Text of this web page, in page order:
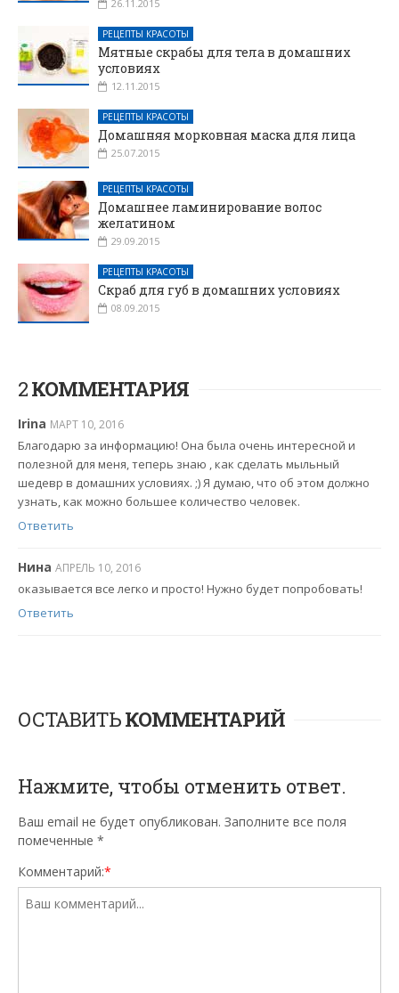
26.11.2015
РЕЦЕПТЫ КРАСОТЫ
Мятные скрабы для тела в домашних
условиях
12.11.2015
РЕЦЕПТЫ КРАСОТЫ
Домашняя морковная маска для лица
25.07.2015
РЕЦЕПТЫ КРАСОТЫ
Домашнее ламинирование волос
желатином
29.09.2015
РЕЦЕПТЫ КРАСОТЫ
Скраб для губ в домашних условиях
08.09.2015
2КОММЕНТАРИЯ
Irina МАРТ 10, 2016
Благодарю за информацию! Она была очень интересной и
полезной для меня, теперь знаю , как сделать мыльный
шедевр в домашних условиях. ;) Я думаю, что об этом должно
узнать, как можно большее количество человек.
Ответить
Нина АПРЕЛЬ 10, 2016
оказывается все легко и просто! Нужно будет попробовать!
Ответить
ОСТАВИТЬКОММЕНТАРИЙ
Нажмите, чтобы отменить ответ.
Ваш email не будет опубликован. Заполните все поля
помеченные *
Комментарий:*